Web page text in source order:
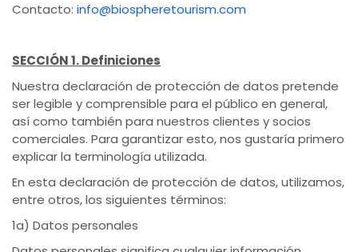
Contacto: info@biospheretourism.com
SECCIÓN 1. Definiciones
Nuestra declaración de protección de datos pretende
ser legible y comprensible para el público en general,
así como también para nuestros clientes y socios
comerciales. Para garantizar esto, nos gustaría primero
explicar la terminología utilizada.
En esta declaración de protección de datos, utilizamos,
entre otros, los siguientes términos:
1a) Datos personales